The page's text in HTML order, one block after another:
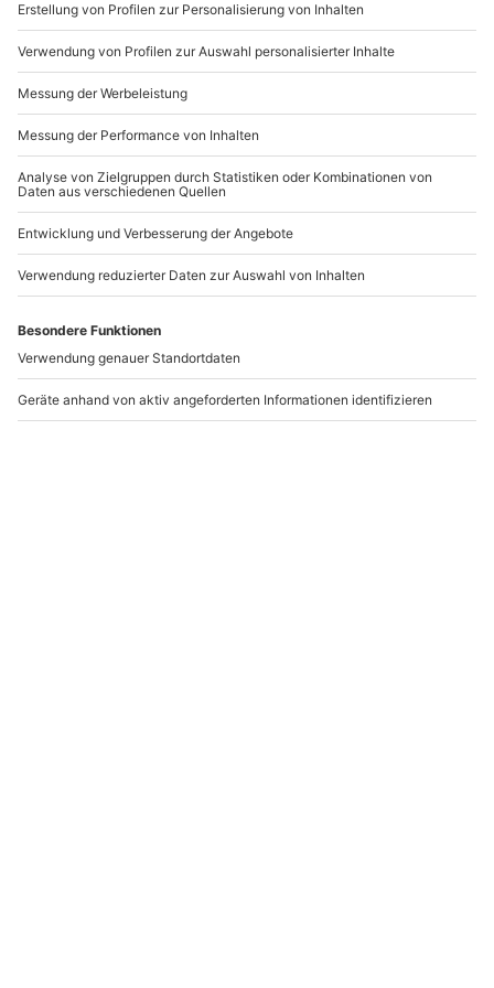
www.b2b.mydays.de/
Andere Produkte entdecken
Segelkurs in Utting am
Ammersee (4 Tage)
Segelkurs Utting am
Ammersee (5 Tage)